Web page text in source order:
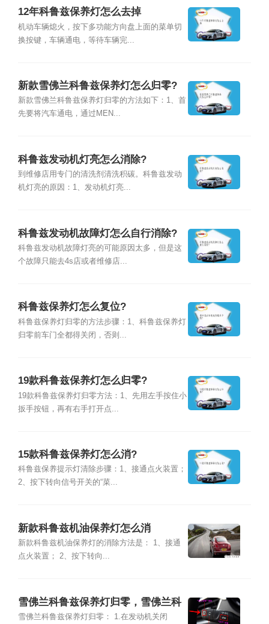
12年科鲁兹保养灯怎么去掉
机动车辆熄火，按下多功能方向盘上面的菜单切
换按键，车辆通电，等待车辆完...
新款雪佛兰科鲁兹保养灯怎么归零?
新款雪佛兰科鲁兹保养灯归零的方法如下：1、首
先要将汽车通电，通过MEN...
科鲁兹发动机灯亮怎么消除?
到维修店用专门的清洗剂清洗积碳。科鲁兹发动
机灯亮的原因：1、发动机灯亮...
科鲁兹发动机故障灯怎么自行消除?
科鲁兹发动机故障灯亮的可能原因太多，但是这
个故障只能去4s店或者维修店...
科鲁兹保养灯怎么复位?
科鲁兹保养灯归零的方法步骤：1、科鲁兹保养灯
归零前车门全都得关闭，否则...
19款科鲁兹保养灯怎么归零?
19款科鲁兹保养灯归零方法：1、先用左手按住小
扳手按钮，再有右手打开点...
15款科鲁兹保养灯怎么消?
科鲁兹保养提示灯清除步骤：1、接通点火装置；
2、按下转向信号开关的“菜...
新款科鲁兹机油保养灯怎么消
新款科鲁兹机油保养灯的消除方法是： 1、接通
点火装置； 2、按下转向...
雪佛兰科鲁兹保养灯归零，雪佛兰科
鲁兹保养灯怎么复位
雪佛兰科鲁兹保养灯归零： 1.在发动机关闭